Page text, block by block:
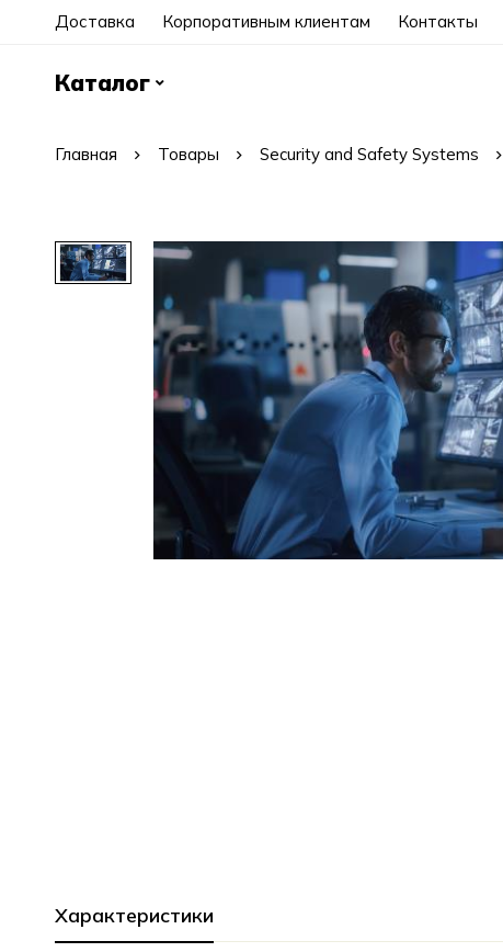
Доставка Корпоративным клиентам Контакты
Каталог
Главная Товары Security and Safety Systems
Характеристики